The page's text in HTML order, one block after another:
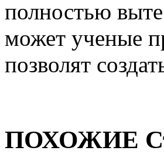
полностью
может ученые
позволят
ПОХОЖИЕ